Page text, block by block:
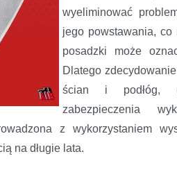
wyeliminować
jego powstawania, co
posadzki może
Dlatego
ścian i podłóg,
zabezpieczenia
z wykorzystaniem
na długie lata.